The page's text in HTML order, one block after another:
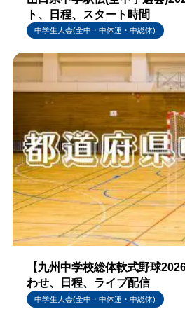
ト、日程、スタート時間
中学生大会(全中・中体連・中総体)
【九州中学校総体軟式野球
わせ、日程、ライブ配信
中学生大会(全中・中体連・中総体)